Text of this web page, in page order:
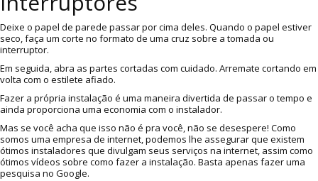
Deixe o papel de parede passar por cima deles. Quando o papel estiver
seco, faça um corte no formato de uma cruz sobre a tomada ou
interruptor.
Em seguida, abra as partes cortadas com cuidado. Arremate cortando em
volta com o estilete afiado.
Fazer a própria instalação é uma maneira divertida de passar o tempo e
ainda proporciona uma economia com o instalador.
Mas se você acha que isso não é pra você, não se desespere! Como
somos uma empresa de internet, podemos lhe assegurar que existem
ótimos instaladores que divulgam seus serviços na internet, assim como
ótimos vídeos sobre como fazer a instalação. Basta apenas fazer uma
pesquisa no Google.